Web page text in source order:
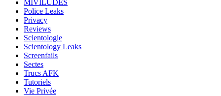
MIVILUDES
Police Leaks
Privacy
Reviews
Scientologie
Scientology Leaks
Screenfails
Sectes
Trucs AFK
Tutoriels
Vie Privée